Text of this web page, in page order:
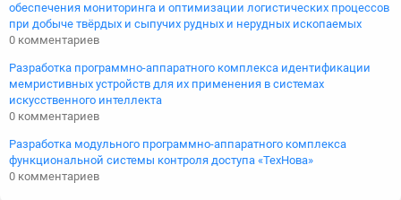
обеспечения мониторинга и оптимизации логистических процессов
при добыче твёрдых и сыпучих рудных и нерудных ископаемых
0 комментариев
Разработка программно-аппаратного комплекса идентификации
мемристивных устройств для их применения в системах
искусственного интеллекта
0 комментариев
Разработка модульного программно-аппаратного комплекса
функциональной системы контроля доступа «ТехНова»
0 комментариев